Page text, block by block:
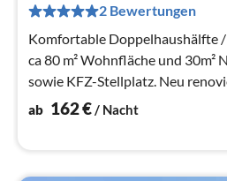
2 Bewertungen
Komfortable Doppelhaushälfte
ca 80 m² Wohnfläche und 30m²
sowie KFZ-Stellplatz. Neu
ab 162€/ Nacht